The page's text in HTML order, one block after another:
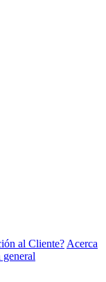
al Cliente? Acerca